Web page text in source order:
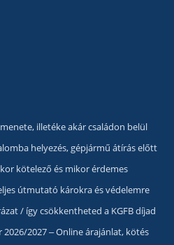
illetéke akár családon belül
helyezés, gépjármű átírás előtt
kötelező és mikor érdemes
útmutató károkra és védelemre
/ így csökkentheted a KGFB díjad
2027 – Online árajánlat, kötés